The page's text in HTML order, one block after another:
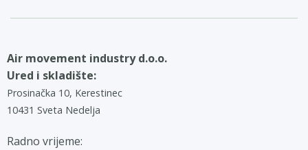
Air movement industry d.o.o.
Ured i skladište:
Prosinačka 10, Kerestinec
10431 Sveta Nedelja
Radno vrijeme: